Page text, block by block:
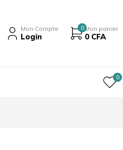
Mon Compte
Login
0 Mon panier
0 CFA
0